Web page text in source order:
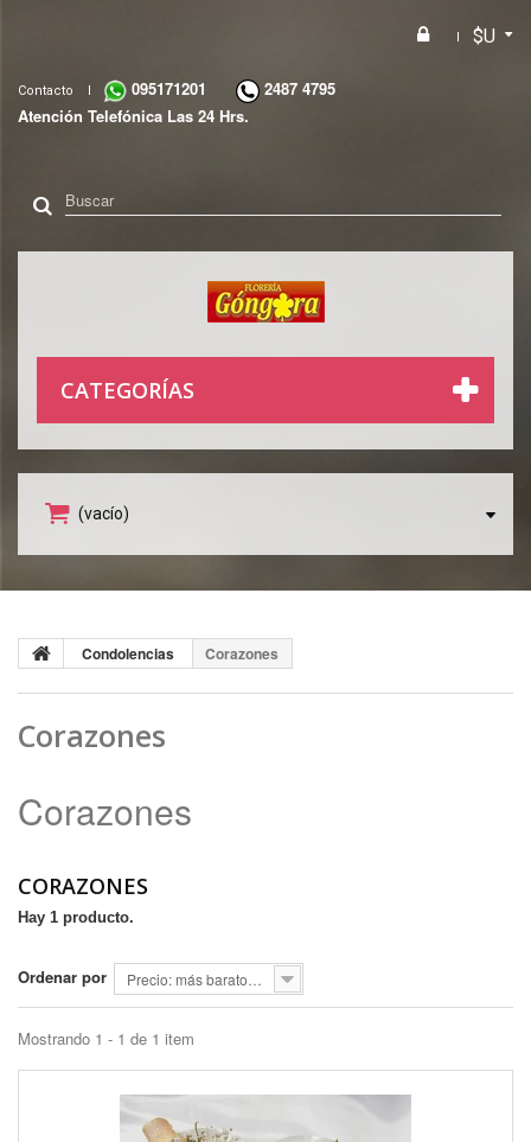
$U
Contacto 095171201
2487 4795
Atención Telefónica Las 24 Hrs.
CATEGORÍAS
(vacío)
Condolencias Corazones
Corazones
Corazones
CORAZONES
Hay 1 producto.
Ordenar por
Mostrando 1 - 1 de 1 item